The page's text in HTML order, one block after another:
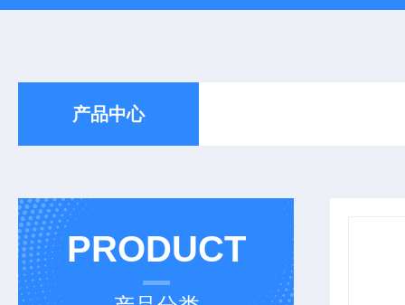
产品中心
PRODUCT